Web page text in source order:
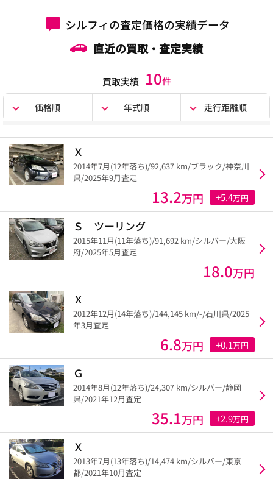
シルフィの査定価格の実績データ
直近の買取・査定実績
買取実績 10件
価格順 年式順 走行距離順
Ｘ
2014年7月(12年落ち)/92,637 km/ブラック/神奈川
県/2025年9月査定
13.2万円 +5.4万円
Ｓ ツーリング
2015年11月(11年落ち)/91,692 km/シルバー/大阪
府/2025年5月査定
18.0万円
Ｘ
2012年12月(14年落ち)/144,145 km/-/石川県/2025
年3月査定
6.8万円 +0.1万円
Ｇ
2014年8月(12年落ち)/24,307 km/シルバー/静岡
県/2021年12月査定
35.1万円 +2.9万円
Ｘ
2013年7月(13年落ち)/14,474 km/シルバー/東京
都/2021年10月査定